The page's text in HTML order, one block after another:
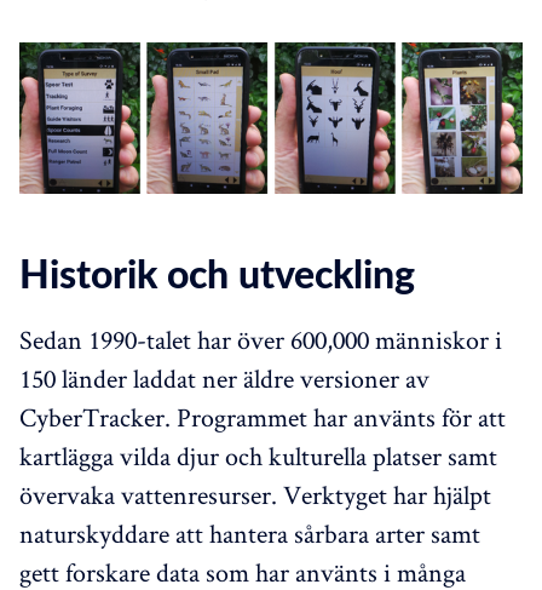
Historik och utveckling
Sedan 1990-talet har över 600,000 människor i
150 länder laddat ner äldre versioner av
CyberTracker. Programmet har använts för att
kartlägga vilda djur och kulturella platser samt
övervaka vattenresurser. Verktyget har hjälpt
naturskyddare att hantera sårbara arter samt
gett forskare data som har använts i många